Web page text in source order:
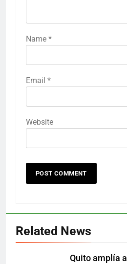
Name *
Email *
Website
Related News
Quito amplía